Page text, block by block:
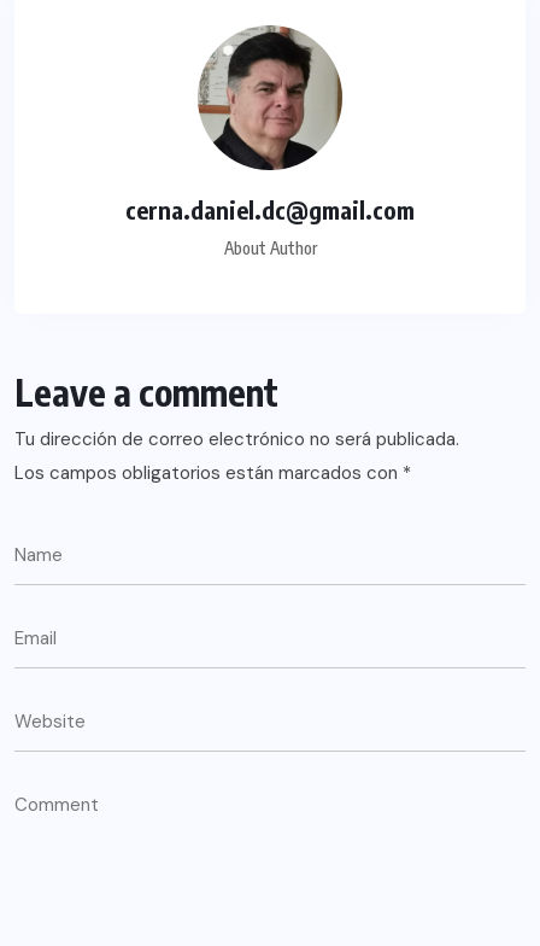
cerna.daniel.dc@gmail.com
About Author
Leave a comment
Tu dirección de correo electrónico no será publicada.
Los campos obligatorios están marcados con *